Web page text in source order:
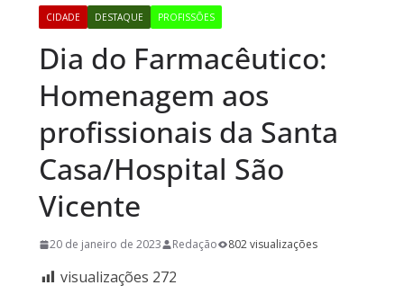
CIDADE DESTAQUE PROFISSÕES
Dia do Farmacêutico:
Homenagem aos
profissionais da Santa
Casa/Hospital São
Vicente
20 de janeiro de 2023 Redação 802 visualizações
visualizações 272